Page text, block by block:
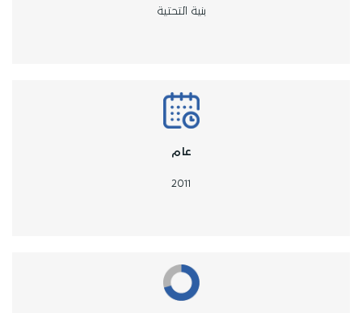
بنية التحتية
عام
2011